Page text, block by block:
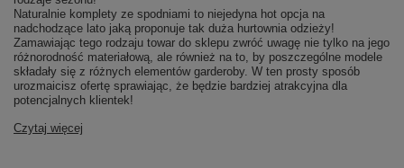
Naturalnie komplety ze spodniami to niejedyna hot opcja na
nadchodzące lato jaką proponuje tak duża hurtownia odzieży!
Zamawiając tego rodzaju towar do sklepu zwróć uwagę nie tylko na jego
różnorodność materiałową, ale również na to, by poszczególne modele
składały się z różnych elementów garderoby. W ten prosty sposób
urozmaicisz ofertę sprawiając, że będzie bardziej atrakcyjna dla
potencjalnych klientek!
Czytaj więcej